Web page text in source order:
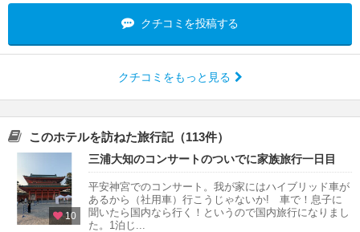
クチコミを投稿する
クチコミをもっと見る
このホテルを訪ねた旅行記（113件）
10
三浦大知のコンサートのついでに家族旅行一日目
平安神宮でのコンサート。我が家にはハイブリッド車が
あるから（社用車）行こうじゃないか! 車で！息子に
聞いたら国内なら行く！というので国内旅行になりまし
た。1泊じ...